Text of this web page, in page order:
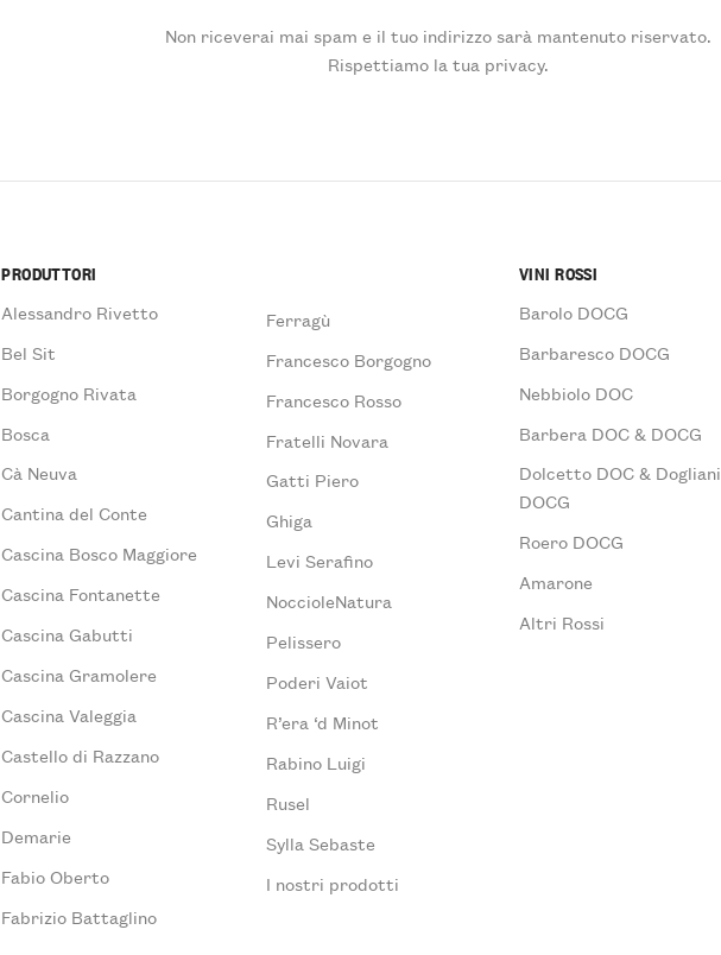
Non riceverai mai spam e il tuo indirizzo sarà mantenuto riservato.
Rispettiamo la tua privacy.
PRODUTTORI
Alessandro Rivetto
Bel Sit
Borgogno Rivata
Bosca
Cà Neuva
Cantina del Conte
Cascina Bosco Maggiore
Cascina Fontanette
Cascina Gabutti
Cascina Gramolere
Cascina Valeggia
Castello di Razzano
Cornelio
Demarie
Fabio Oberto
Fabrizio Battaglino
Ferragù
Francesco Borgogno
Francesco Rosso
Fratelli Novara
Gatti Piero
Ghiga
Levi Serafino
NoccioleNatura
Pelissero
Poderi Vaiot
R’era ‘d Minot
Rabino Luigi
Rusel
Sylla Sebaste
I nostri prodotti
VINI ROSSI
Barolo DOCG
Barbaresco DOCG
Nebbiolo DOC
Barbera DOC & DOCG
Dolcetto DOC & Dogliani
DOCG
Roero DOCG
Amarone
Altri Rossi